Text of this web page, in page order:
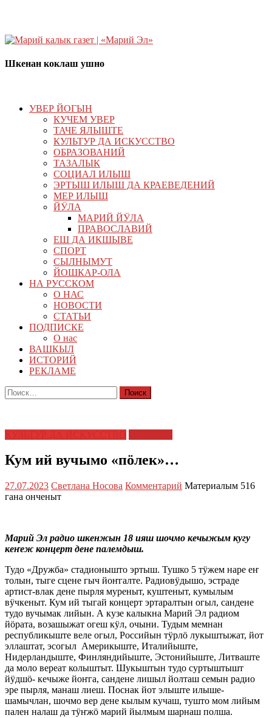
Шкенан коклаш ушно
УВЕР ЙОГЫН
КУЧЕМ УВЕР
ТАЧЕ ЯЛЫШТЕ
КУЛЬТУР ДА ИСКУССТВО
ОБРАЗОВАНИЙ
ТАЗАЛЫК
СОЦИАЛ ИЛЫШ
ЭРТЫШ ИЛЫШ ДА КРАЕВЕДЕНИЙ
МЕР ИЛЫШ
ЙӰЛА
МАРИЙ ЙӰЛА
ПРАВОСЛАВИЙ
ЕШ ДА ИКШЫВЕ
СПОРТ
СЫЛНЫМУТ
ЙОШКАР-ОЛА
НА РУССКОМ
О НАС
НОВОСТИ
СТАТЬИ
ПОДПИСКЕ
О нас
ВАШКЫЛ
ИСТОРИЙ
РЕКЛАМЕ
Найти:
Кум ий вучымо «пӧлек»…
27.07.2023 Светлана Носова Комментарий Материалым 516
гана онченыт
Марий Эл радио шкенжын 18 ияш шочмо кечыжым кугу
кеҥеж концерт дене палемдыш.
Тудо «Дружба» стадионышто эртыш. Тушко 5 тӱжем наре еҥ
толын, тыге сцене гыч йоҥгалте. Радиовӱдышо, эстраде
артист-влак дене пырля муреныт, куштеныт, кумылым
вӱчкеныт. Кум ий тыгай концерт эртаралтын огыл, сандене
тудо вучымак лийын. А кузе калыкна Марий Эл радиом
йӧрата, возашыжат огеш кӱл, очыни. Тудым мемнан
республикыште веле огыл, Российын тӱрлӧ лукыштыжат, йот
эллаштат, эсогыл Америкыште, Италийыште,
Нидерландыште, Финляндийыште, Эстонийыште, Литваште
да моло вереат колыштыт. Шукыштын тудо суртыштышт
йӱдшӧ- кечыже йоҥга, сандене лишыл йолташ семын радио
эре пырля, манаш лиеш. Поснак йот элыште илыше-
шамычлан, шочмо вер дене кылым кучаш, тушто мом лийым
пален налаш да тӱҥжӧ марий йылмым шарнаш полша.